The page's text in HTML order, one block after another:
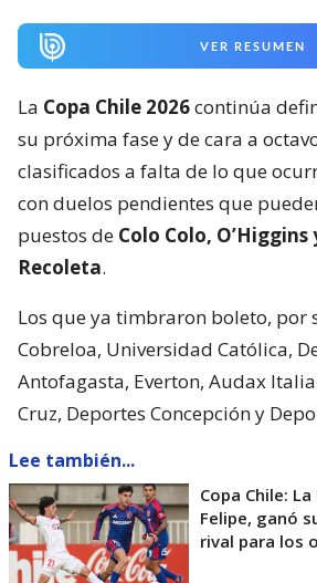
VER RESUMEN
La Copa Chile 2026continúa
su próxima fase y de cara a
clasificados a falta de lo que
con duelos pendientes que
puestos de Colo Colo,
Recoleta.
Los que ya timbraron boleto, por
Cobreloa, Universidad Católica,
Antofagasta, Everton, Audax
Cruz, Deportes Concepción y
Lee también...
Copa Chile:
Felipe, ganó
rival para los